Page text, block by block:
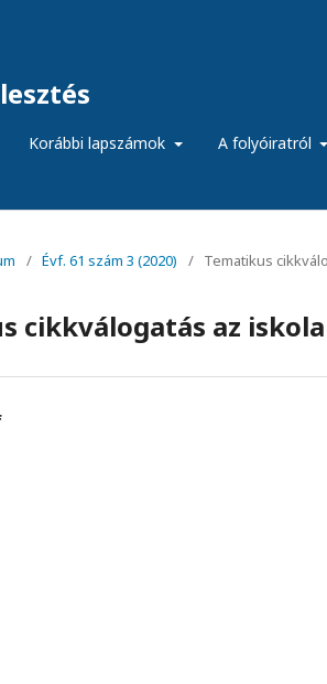
Korábbi lapszámok A folyóiratról
/ Évf. 61 szám 3 (2020) / Tematikus
cikkválogatás az